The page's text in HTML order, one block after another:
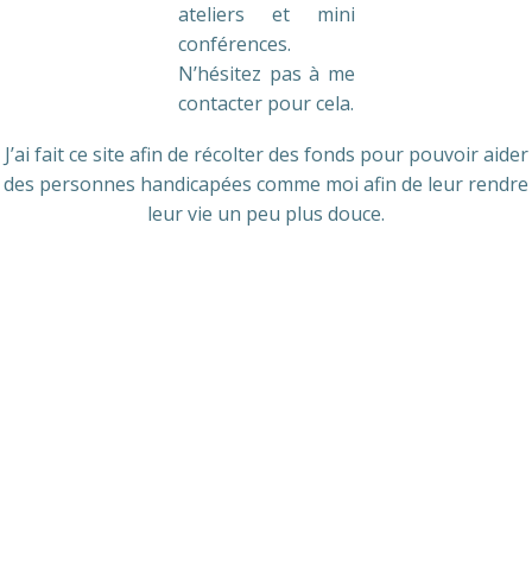
ateliers et mini
conférences.
N’hésitez pas à me
contacter pour cela.
J’ai fait ce site afin de récolter des fonds pour pouvoir aider
des personnes handicapées comme moi afin de leur rendre
leur vie un peu plus douce.